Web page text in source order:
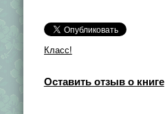
Класс!
Оставить отзыв о книге